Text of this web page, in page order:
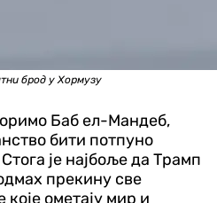
брод у Хормузу
Баб ел-Мандеб,
бити потпуно
је најбоље да Трамп
прекину све
ометају мир и